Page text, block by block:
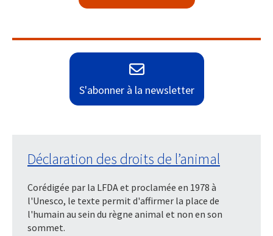
S'abonner à la newsletter
Déclaration des droits de l’animal
Corédigée par la LFDA et proclamée en 1978 à
l'Unesco, le texte permit d'affirmer la place de
l'humain au sein du règne animal et non en son
sommet.